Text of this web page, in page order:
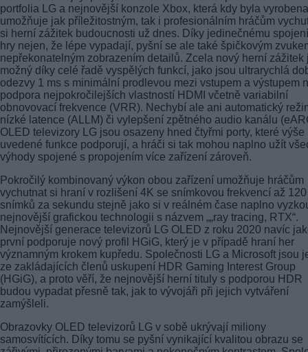
portfolia LG a nejnovější konzole Xbox, která kdy byla
umožňuje jak příležitostným, tak i profesionálním hráčům
si herní zážitek budoucnosti už dnes. Díky jedinečnému
hry nejen, že lépe vypadají, pyšní se ale také špičkovým
nepřekonatelným zobrazením detailů. Zcela nový herní zážitek
možný díky celé řadě vyspělých funkcí, jako jsou ultrarychlá
odezvy 1 ms s minimální prodlevou mezi vstupem a výstupem
podpora nejpokročilejších vlastností HDMI včetně variabilní
obnovovací frekvence (VRR). Nechybí ale ani automatický
nízké latence (ALLM) či vylepšení zpětného audio kanálu
OLED televizory LG jsou osazeny hned čtyřmi porty, které výše
uvedené funkce podporují, a hráči si tak mohou naplno užít
výhody spojené s propojením více zařízení zároveň.
Pokročilý kombinovaný výkon obou zařízení umožňuje hráčům
vychutnat si hraní v rozlišení 4K se snímkovou frekvencí až 120
snímků za sekundu stejně jako si v reálném čase naplno
nejnovější grafickou technologii s názvem „„ray tracing, RTX“.
Nejnovější generace televizorů LG OLED z roku 2020 navíc
první podporuje nový profil HGiG, který je v případě hraní her
významným krokem kupředu. Společnosti LG a Microsoft jsou
ze zakládajících členů uskupení HDR Gaming Interest Group
(HGiG), a proto věří, že nejnovější herní tituly s podporou HDR
budou vypadat přesně tak, jak to vývojáři při jejich vytváření
zamýšleli.
Obrazovky OLED televizorů LG v sobě ukrývají miliony
samosvítících. Díky tomu se pyšní vynikající kvalitou obrazu se